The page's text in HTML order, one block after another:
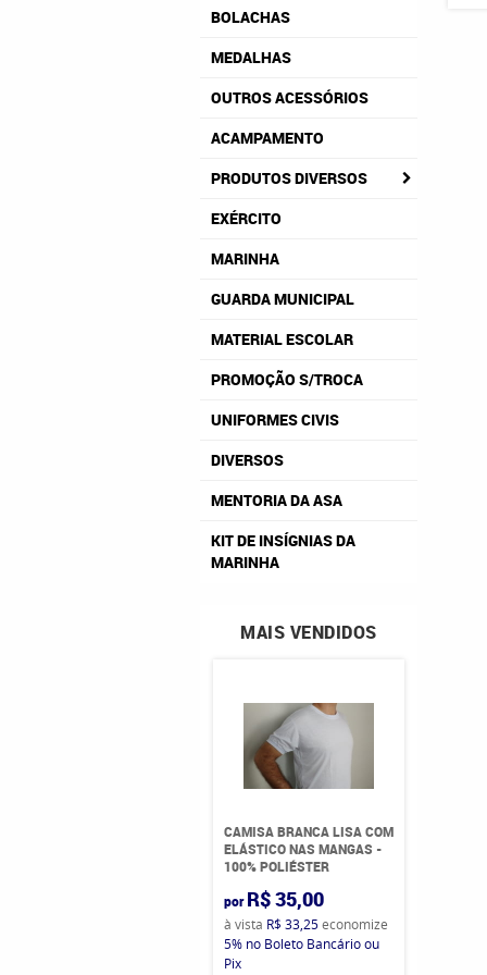
BOLACHAS
MEDALHAS
OUTROS ACESSÓRIOS
ACAMPAMENTO
PRODUTOS DIVERSOS
EXÉRCITO
MARINHA
GUARDA MUNICIPAL
MATERIAL ESCOLAR
PROMOÇÃO S/TROCA
UNIFORMES CIVIS
DIVERSOS
MENTORIA DA ASA
KIT DE INSÍGNIAS DA
MARINHA
MAIS VENDIDOS
CAMISA BRANCA LISA COM
ELÁSTICO NAS MANGAS -
100% POLIÉSTER
por R$ 35,00
à vista R$ 33,25economize
5% no Boleto Bancário ou
Pix